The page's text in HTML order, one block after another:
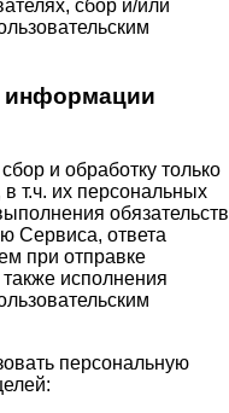
сбор и/или
информации
и обработку только
т.ч. их персональных
обязательств
Сервиса, ответа
при отправке
исполнения
персональную